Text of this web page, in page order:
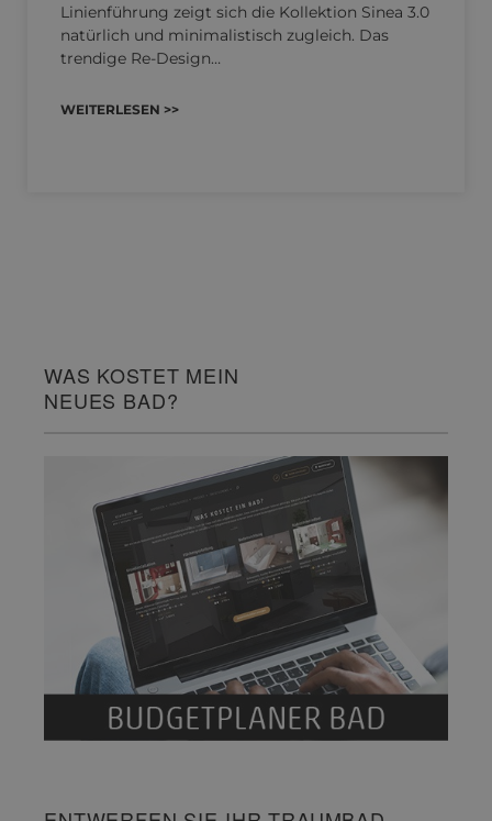
Linienführung zeigt sich die Kollektion Sinea 3.0
natürlich und minimalistisch zugleich. Das
trendige Re-Design…
WEITERLESEN >>
WAS KOSTET MEIN
NEUES BAD?